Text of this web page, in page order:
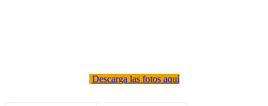
Descarga las fotos aquí